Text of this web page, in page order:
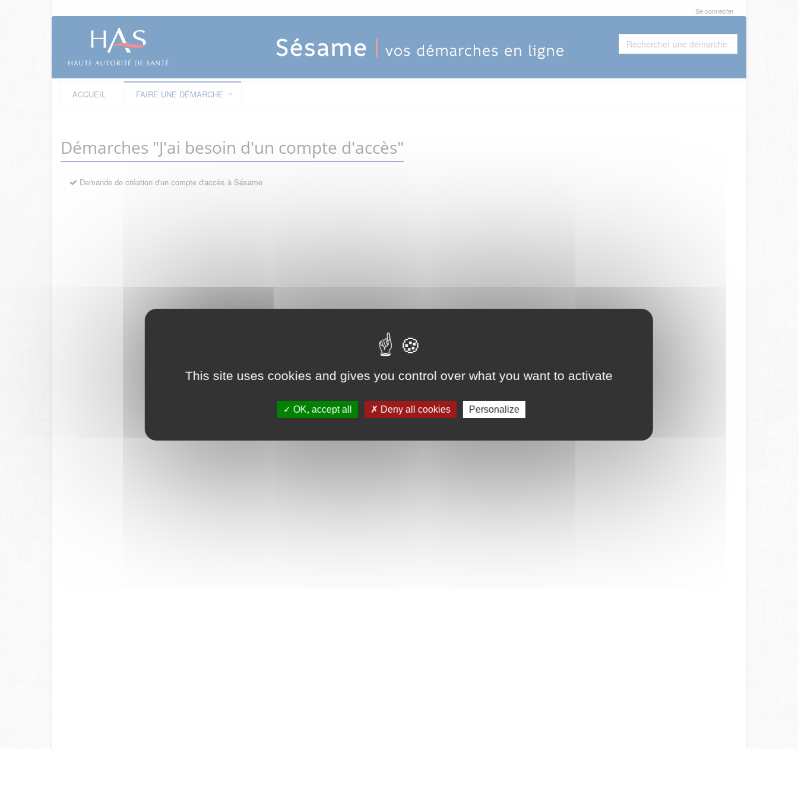
This site uses cookies and gives you control over what you want to activate
OK, accept all Deny all cookies Personalize
Se connecter
ACCUEIL FAIRE UNE DÉMARCHE
Démarches "J'ai besoin d'un compte d'accès"
Demande de création d'un compte d'accès à Sésame